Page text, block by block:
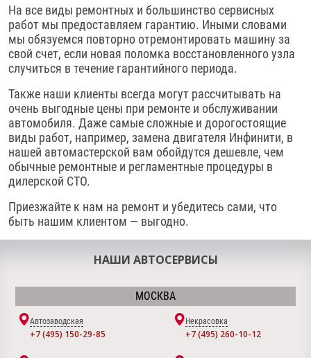
На все виды ремонтных и большинство сервисных
работ мы предоставляем гарантию. Иными словами
мы обязуемся повторно отремонтировать машину за
свой счет, если новая поломка восстановленного узла
случиться в течение гарантийного периода.
Также наши клиенты всегда могут рассчитывать на
очень выгодные цены при ремонте и обслуживании
автомобиля. Даже самые сложные и дорогостоящие
виды работ, например, замена двигателя Инфинити, в
нашей автомастерской вам обойдутся дешевле, чем
обычные ремонтные и регламентные процедуры в
дилерской СТО.
Приезжайте к нам на ремонт и убедитесь сами, что
быть нашим клиентом — выгодно.
НАШИ АВТОСЕРВИСЫ
МОСКВА
Автозаводская
+7 (495) 150-29-85
Некрасовка
+7 (495) 260-10-12